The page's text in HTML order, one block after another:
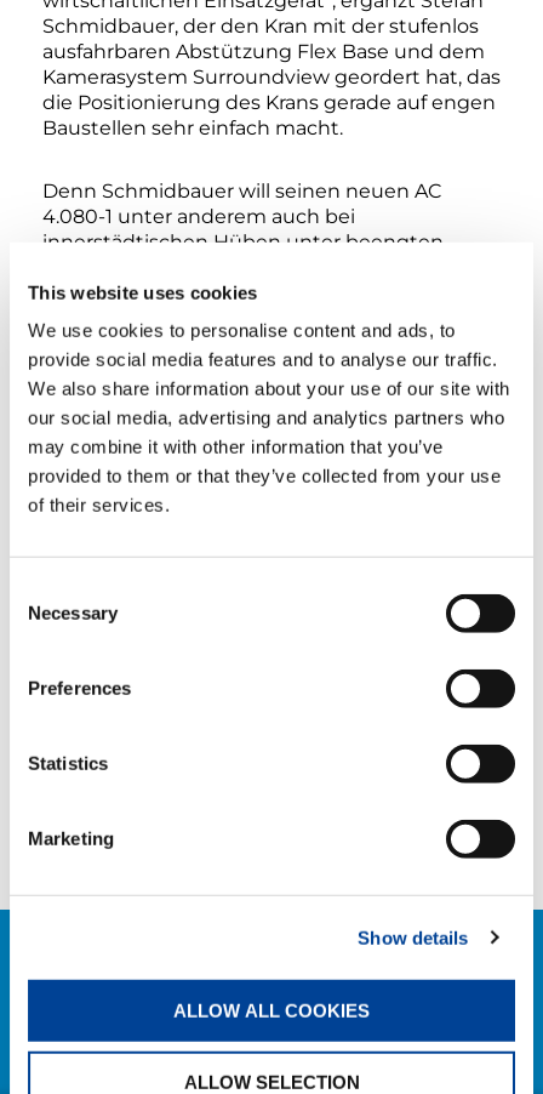
This website uses cookies
We use cookies to personalise content and ads, to
provide social media features and to analyse our traffic.
We also share information about your use of our site with
our social media, advertising and analytics partners who
may combine it with other information that you’ve
provided to them or that they’ve collected from your use
of their services.
Selection
Necessary
Preferences
Statistics
Marketing
Show details
ALLOW ALL COOKIES
ALLOW SELECTION
Schmidbauer, der den Kran mit der stufenlos
ausfahrbaren Abstützung Flex Base und dem
Kamerasystem Surroundview geordert hat, das
die Positionierung des Krans gerade auf engen
Baustellen sehr einfach macht.
Denn Schmidbauer will seinen neuen AC
4.080-1 unter anderem auch bei
innerstädtischen Hüben unter beengten
hinaus als Allrounder für die
unterschiedlichsten Jobs: Beim Errichten von
Beton- und Fertigbauteilen ebenso wie beim
Leitungs- und Antennenbau oder dem Heben
von Containern. Denn vielseitig ist der AC
4.080-1 ohnehin – auch das weiß man bei
Schmidbauer mittlerweile aus eigener
Erfahrung.
TEILEN
Facebook
VERWANDTE NEWS